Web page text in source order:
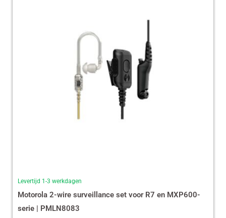
Levertijd 1-3 werkdagen
Motorola 2-wire surveillance set voor R7 en MXP600-
serie | PMLN8083